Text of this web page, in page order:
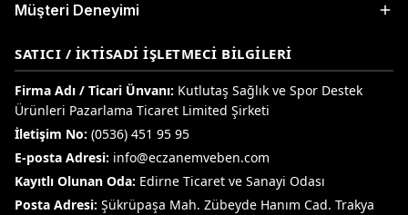
Müşteri Deneyimi
SATICI / İKTISADI İŞLETMECI BILGILERI
Firma Adı / Ticari Ünvanı: Kutlutaş Sağlık ve Spor Destek
Ürünleri Pazarlama Ticaret Limited Şirketi
İletişim No: (0536) 451 95 95
E-posta Adresi: info@eczanemveben.com
Kayıtlı Olunan Oda: Edirne Ticaret ve Sanayi Odası
Posta Adresi: Şükrüpaşa Mah. Zübeyde Hanım Cad. Trakya